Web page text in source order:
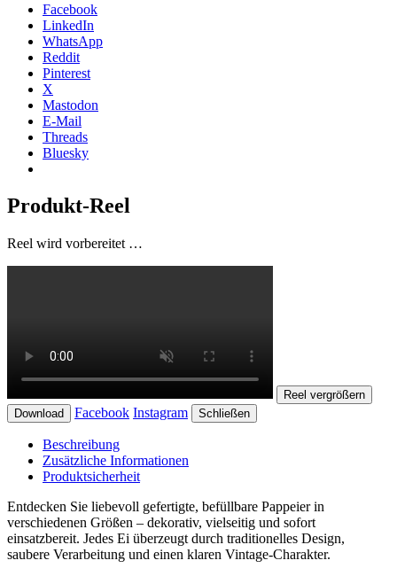
Facebook
LinkedIn
WhatsApp
Reddit
Pinterest
X
Mastodon
E-Mail
Threads
Bluesky
Produkt-Reel
Reel wird vorbereitet …
Reel vergrößern
Download
Facebook Instagram Schließen
Beschreibung
Zusätzliche Informationen
Produktsicherheit
Entdecken Sie liebevoll gefertigte, befüllbare Pappeier in
verschiedenen Größen – dekorativ, vielseitig und sofort
einsatzbereit. Jedes Ei überzeugt durch traditionelles Design,
saubere Verarbeitung und einen klaren Vintage-Charakter.